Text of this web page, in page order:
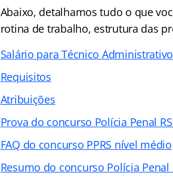
Abaixo, detalhamos tudo o que
rotina de trabalho, estrutura das
Salário para Técnico
Requisitos
Atribuições
Prova do concurso Polícia Penal
FAQ do concurso PPRS nível médio
Resumo do concurso Polícia Penal